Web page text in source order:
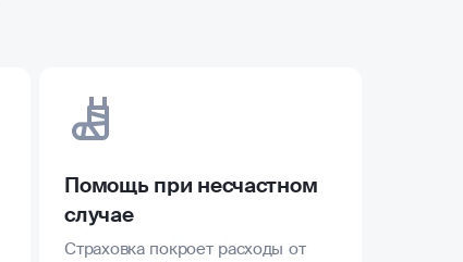
Помощь при несчастном
случае
Страховка покроет расходы от